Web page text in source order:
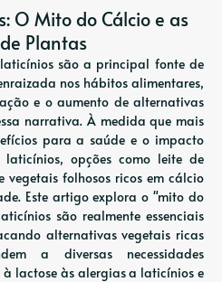
O Mito do Cálcio e as
Plantas
são a principal fonte de
nos hábitos alimentares,
e o aumento de alternativas
narrativa. À medida que mais
para a saúde e o impacto
opções como leite de
vegetais folhosos ricos em cálcio
Este artigo explora o "mito do
são realmente essenciais
alternativas vegetais ricas
a diversas necessidades
lactose às alergias a laticínios e